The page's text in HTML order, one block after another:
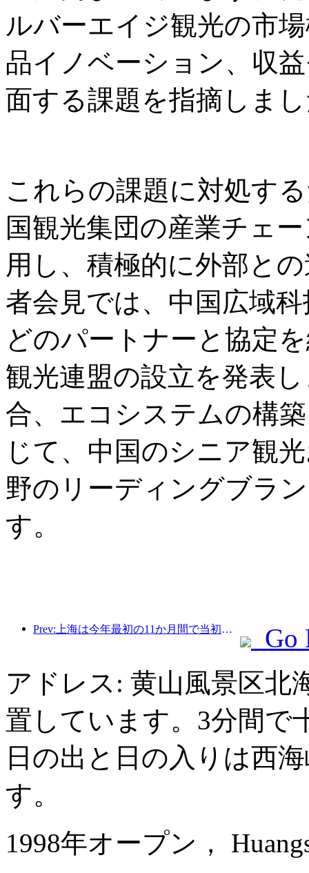
ルバーエイジ観光の市
品イノベーション、収
面する課題を指摘しま
これらの課題に対処す
国観光集団の産業チェ
用し、積極的に外部と
者会見では、中国広域
どのパートナーと協定
観光連盟の設立を発表
合、エコシステムの構
じて、中国のシニア観
野のリーディングブラ
す。
Prev:上海は今年最初の11か月間で当初の予想を上回る828万2千人の観光客を受け入れた。
Go
アドレス: 黄山風景区北
置しています。3分間で
日の出と日の入りは西
す。
1998年オープン，